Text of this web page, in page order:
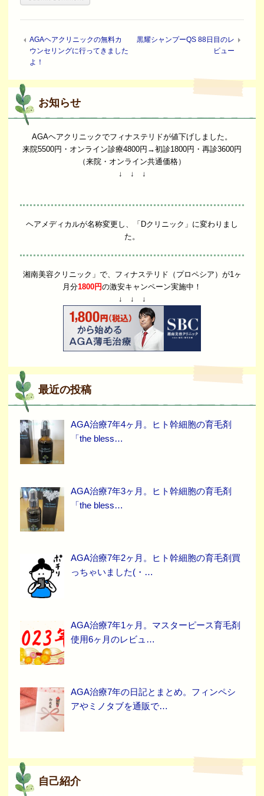
AGAヘアクリニックの無料カ
ウンセリングに行ってきました
よ！
黒耀シャンプーQS 88日目のレ
ビュー
お知らせ
AGAヘアクリニックでフィナステリドが値下げしました。
来院5500円・オンライン診療4800円→初診1800円・再診3600円
（来院・オンライン共通価格）
↓ ↓ ↓
ヘアメディカルが名称変更し、「Dクリニック」に変わりまし
た。
湘南美容クリニック」で、フィナステリド（プロペシア）が1ヶ
月分1800円の激安キャンペーン実施中！
↓ ↓ ↓
最近の投稿
AGA治療7年4ヶ月。ヒト幹細胞の育毛剤
「the bless…
AGA治療7年3ヶ月。ヒト幹細胞の育毛剤
「the bless…
AGA治療7年2ヶ月。ヒト幹細胞の育毛剤買
っちゃいました(・…
AGA治療7年1ヶ月。マスターピース育毛剤
使用6ヶ月のレビュ…
AGA治療7年の日記とまとめ。フィンペシ
アやミノタブを通販で…
自己紹介